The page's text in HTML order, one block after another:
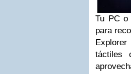
Tu PC o
para
táctiles